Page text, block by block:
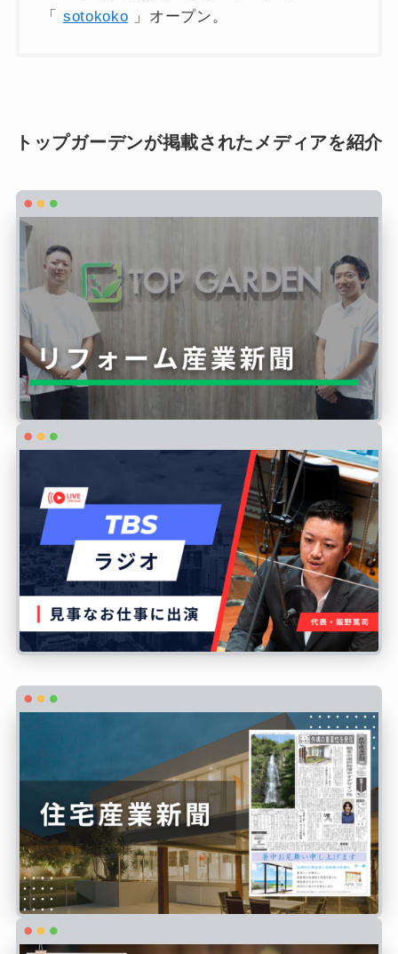
「 sotokoko 」オープン。
トップガーデンが掲載されたメディアを紹介